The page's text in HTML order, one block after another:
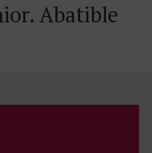
Abatible